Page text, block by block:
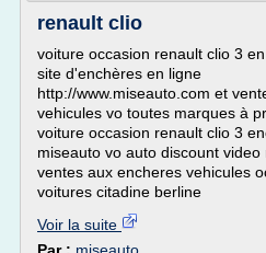
renault clio
voiture occasion renault clio 3
site d'enchères en ligne
http://www.miseauto.com et
vehicules vo toutes marques à
voiture occasion renault clio 3
miseauto vo auto discount video
ventes aux encheres vehicules
voitures citadine berline
Voir la suite